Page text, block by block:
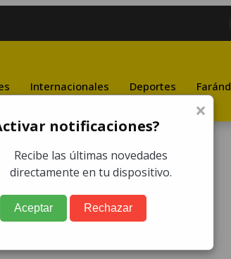
Internacionales Deportes
seguro y
×
notificaciones?
Recibe las últimas novedades
directamente en tu dispositivo.
Aceptar Rechazar